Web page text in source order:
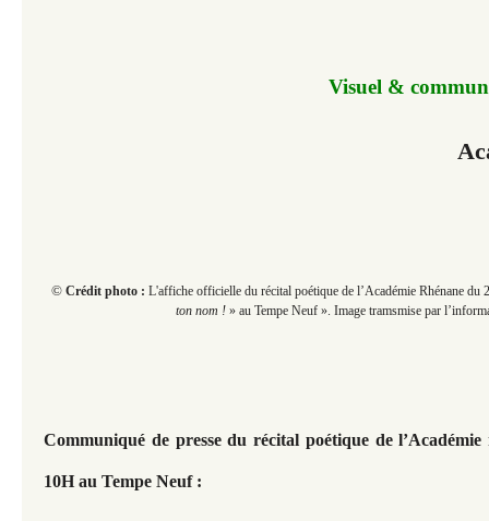
Visuel &
© Crédit photo : L'affiche officielle du récital poétique de l’Académie Rhénane du
ton nom ! » au Tempe Neuf ». Image tramsmise par
Communiqué de presse du récital poétique de
10H au Tempe Neuf :